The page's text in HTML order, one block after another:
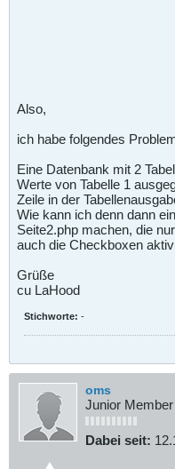
Also,
ich habe folgendes
Eine Datenbank mit 2
Werte von Tabelle 1
Zeile in der
Wie kann ich denn dann
Seite2.php machen, die
auch die Checkboxen
Grüße
cu LaHood
Stichworte: -
oms
Junior Member
Dabei seit: